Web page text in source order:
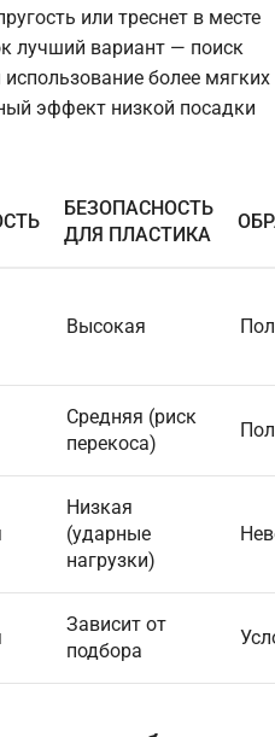
или треснет в месте
лучший вариант — поиск
более мягких
эффект низкой посадки
БЕЗОПАСНОСТЬ
ДЛЯ ПЛАСТИКА
Высокая
Средняя (риск
перекоса)
Низкая
(ударные
нагрузки)
Зависит от
подбора